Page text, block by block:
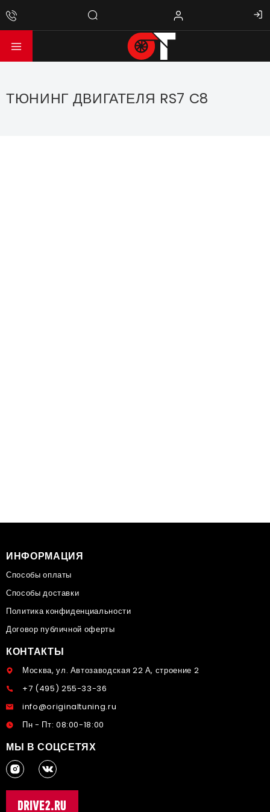
ТЮНИНГ ДВИГАТЕЛЯ RS7 C8
ИНФОРМАЦИЯ
Способы оплаты
Способы доставки
Политика конфиденциальности
Договор публичной оферты
КОНТАКТЫ
Москва, ул. Автозаводская 22 А, строение 2
+7 (495) 255-33-36
info@originaltuning.ru
Пн - Пт: 08:00-18:00
МЫ В СОЦСЕТЯХ